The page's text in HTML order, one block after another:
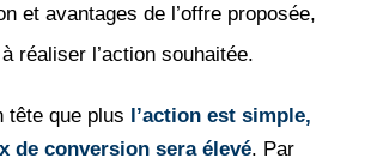
et avantages de l’offre proposée,
réaliser l’action souhaitée.
tête que plus l’action est simple,
de conversion sera élevé. Par